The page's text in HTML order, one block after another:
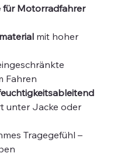
für Motorradfahrer
mit hoher
Fahren
unter Jacke oder
Tragegefühl –